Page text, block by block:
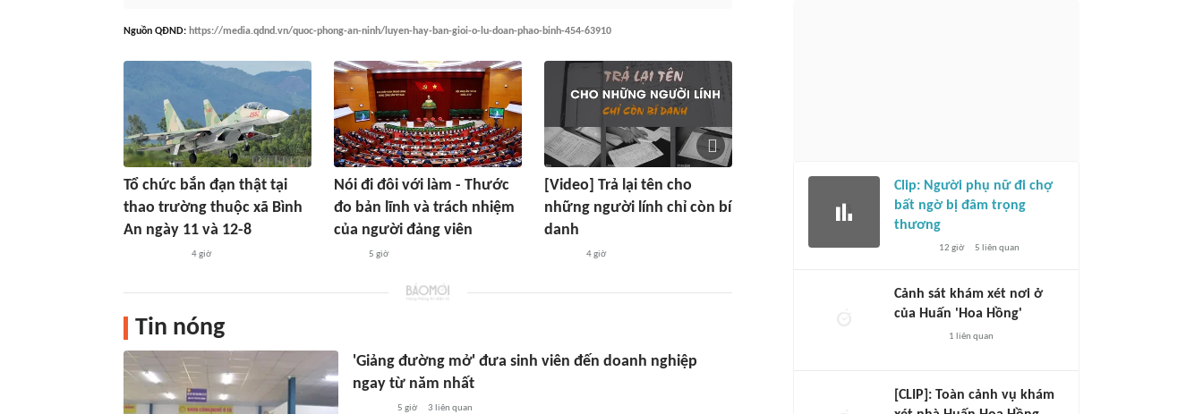
Nguồn QĐND: https://media.qdnd.vn/quoc-phong-an-ninh/luyen-hay-ban-gioi-o-lu-doan-phao-binh-454-63910
Tổ chức bắn đạn thật tại
thao trường thuộc xã Bình
An ngày 11 và 12-8
4 giờ
Nói đi đôi với làm - Thước
đo bản lĩnh và trách nhiệm
của người đảng viên
5 giờ
[Video] Trả lại tên cho
những người lính chỉ còn bí
danh
4 giờ
Tin nóng
'Giảng đường mở' đưa sinh viên đến doanh nghiệp
ngay từ năm nhất
5 giờ 3 liên quan
Clip: Người phụ nữ đi chợ
bất ngờ bị đâm trọng
thương
12 giờ 5 liên quan
Cảnh sát khám xét nơi ở
của Huấn 'Hoa Hồng'
1 liên quan
[CLIP]: Toàn cảnh vụ khám